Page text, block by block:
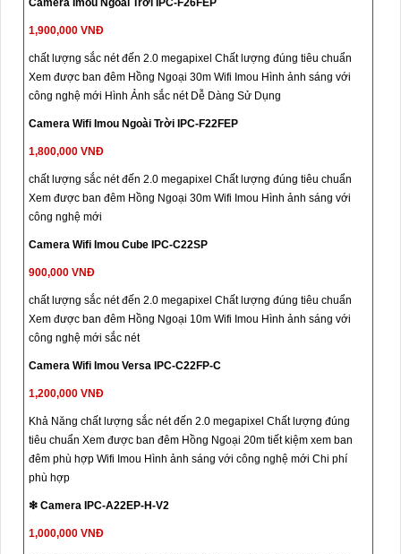
Camera Imou Ngoài Trời IPC-F26FEP
1,900,000 VNĐ
chất lượng sắc nét đến 2.0 megapixel Chất lượng đúng tiêu chuẩn
Xem được ban đêm Hồng Ngoại 30m Wifi Imou Hình ảnh sáng với
công nghệ mới Hình Ảnh sắc nét Dễ Dàng Sử Dụng
Camera Wifi Imou Ngoài Trời IPC-F22FEP
1,800,000 VNĐ
chất lượng sắc nét đến 2.0 megapixel Chất lượng đúng tiêu chuẩn
Xem được ban đêm Hồng Ngoại 30m Wifi Imou Hình ảnh sáng với
công nghệ mới
Camera Wifi Imou Cube IPC-C22SP
900,000 VNĐ
chất lượng sắc nét đến 2.0 megapixel Chất lượng đúng tiêu chuẩn
Xem được ban đêm Hồng Ngoại 10m Wifi Imou Hình ảnh sáng với
công nghệ mới sắc nét
Camera Wifi Imou Versa IPC-C22FP-C
1,200,000 VNĐ
Khả Năng chất lượng sắc nét đến 2.0 megapixel Chất lượng đúng
tiêu chuẩn Xem được ban đêm Hồng Ngoại 20m tiết kiệm xem ban
đêm phù hợp Wifi Imou Hình ảnh sáng với công nghệ mới Chi phí
phù hợp
❇ Camera IPC-A22EP-H-V2
1,000,000 VNĐ